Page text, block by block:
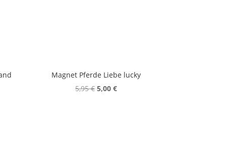
Magnet Pferde Liebe lucky
5,95€ Ursprünglicher
5,00€Aktueller